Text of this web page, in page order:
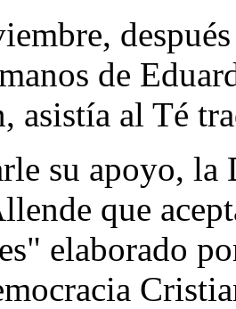
de
asistía al Té
su apoyo,
que
elaborado